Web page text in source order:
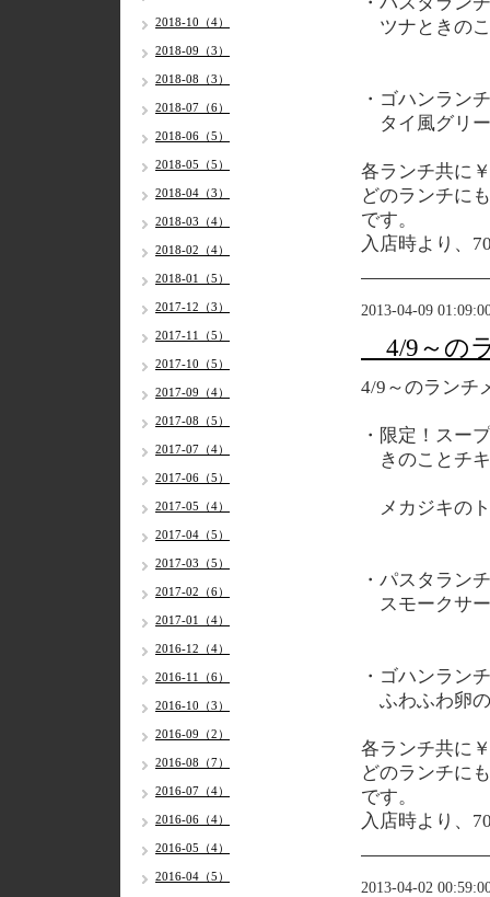
ツナときの
・ゴハンランチ
タイ風グリ
各ランチ共に
どのランチに
です。
入店時より、
2013-04-09
4/9～の
4/9～のランチ
・限定！スー
きのことチ
メカジキの
・パスタランチ
スモークサ
・ゴハンランチ
ふわふわ卵
各ランチ共に
どのランチに
です。
入店時より、
2013-04-02
2018-10（4）
2018-09（3）
2018-08（3）
2018-07（6）
2018-06（5）
2018-05（5）
2018-04（3）
2018-03（4）
2018-02（4）
2018-01（5）
2017-12（3）
2017-11（5）
2017-10（5）
2017-09（4）
2017-08（5）
2017-07（4）
2017-06（5）
2017-05（4）
2017-04（5）
2017-03（5）
2017-02（6）
2017-01（4）
2016-12（4）
2016-11（6）
2016-10（3）
2016-09（2）
2016-08（7）
2016-07（4）
2016-06（4）
2016-05（4）
2016-04（5）